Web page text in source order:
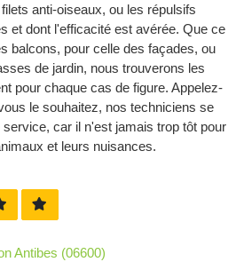
anti-oiseaux, ou les répulsifs
et dont l'efficacité est avérée. Que ce
balcons, pour celle des façades, ou
de jardin, nous trouverons les
pour chaque cas de figure. Appelez-
le souhaitez, nos techniciens se
car il n'est jamais trop tôt pour
et leurs nuisances.
Antibes (06600)